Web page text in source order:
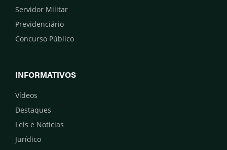
Servidor Militar
Previdenciário
Concurso Público
INFORMATIVOS
Vídeos
Destaques
Leis e Notícias
Jurídico